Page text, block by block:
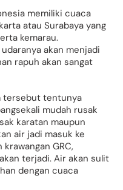
memiliki cuaca
atau Surabaya yang
kemarau.
akan menjadi
rapuh akan sangat
tersebut tentunya
mudah rusak
karatan maupun
air jadi masuk ke
GRC,
terjadi. Air akan sulit
dengan cuaca